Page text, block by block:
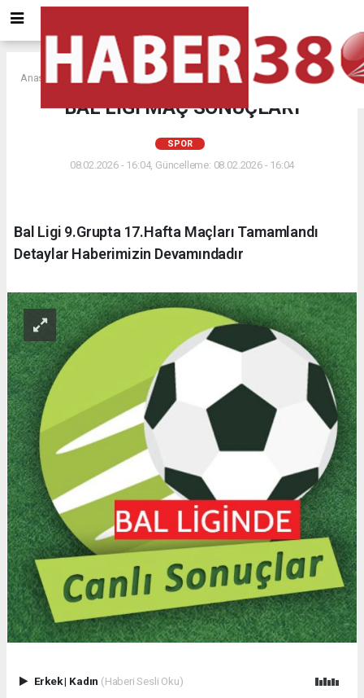
Anasayfa SPOR
BAL LİGİ MAÇ SONUÇLARI
SPOR
08.02.2026 - 16:04, Güncelleme: 08.02.2026 - 16:04
Bal Ligi 9.Grupta 17.Hafta Maçları Tamamlandı
Detaylar Haberimizin Devamındadır
Erkek| Kadın (Haberi Sesli Oku)